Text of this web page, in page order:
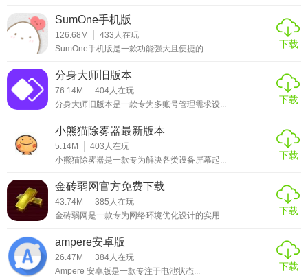
能，按照提示进行校准操作。
【直尺软件app测评】
直尺软件APP凭借其高精度测量、便捷操作、多功能集成以
及离线使用等优势，成为了一款备受用户好评的测量工具。
无论是日常生活中的小测量，还是学习、工作中的专业需
求，直尺软件APP都能提供有效的帮助。同时，软件界面简
洁明了，操作流畅，让用户在使用过程中感到轻松愉快。总
体而言，直尺软件APP是一款值得推荐的测量工具。
SumOne手机版
126.68M 433 人在玩
SumOne手机版是一款功能强大且便捷的...
下载
分身大师旧版本
76.14M 404 人在玩
分身大师旧版本是一款专为多账号管理需求设...
下载
小熊猫除雾器最新版本
5.14M 403 人在玩
小熊猫除雾器是一款专为解决各类设备屏幕起...
下载
金砖弱网官方免费下载
43.74M 385 人在玩
金砖弱网是一款专为网络环境优化设计的实用...
下载
ampere安卓版
26.47M 384 人在玩
Ampere 安卓版是一款专注于电池状态...
下载